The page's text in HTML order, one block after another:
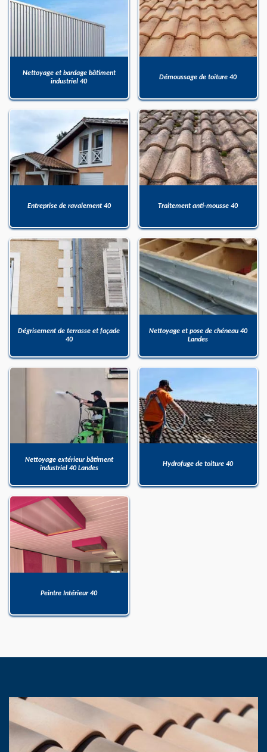
Nettoyage et bardage bâtiment
industriel 40
Démoussage de toiture 40
Entreprise de ravalement 40 Traitement anti-mousse 40
Dégrisement de terrasse et façade
40
Nettoyage et pose de chéneau 40
Landes
Nettoyage extérieur bâtiment
industriel 40 Landes
Hydrofuge de toiture 40
Peintre Intérieur 40